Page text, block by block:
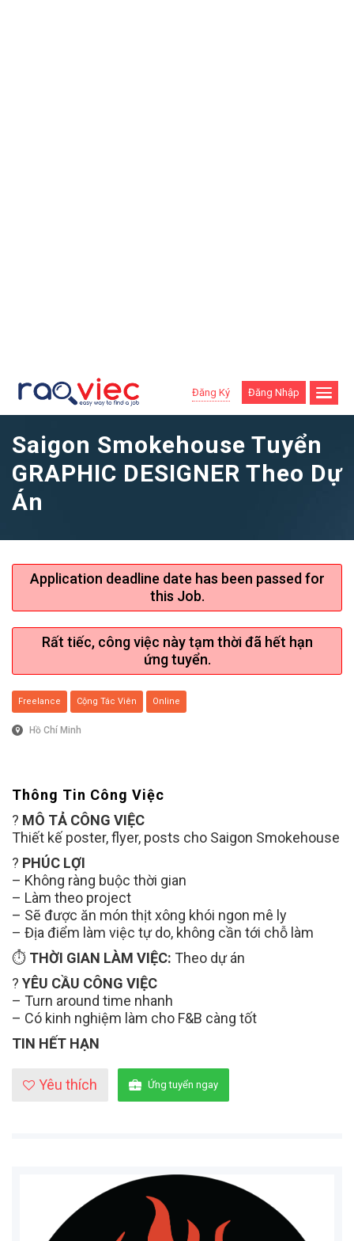
Đăng Ký Đăng Nhập
Saigon Smokehouse Tuyển
GRAPHIC DESIGNER Theo Dự
Án
Application deadline date has been passed for
this Job.
Rất tiếc, công việc này tạm thời đã hết hạn
ứng tuyển.
Freelance Cộng Tác Viên Online
Hồ Chí Minh
Thông Tin Công Việc
? MÔ TẢ CÔNG VIỆC
Thiết kế poster, flyer, posts cho Saigon Smokehouse
? PHÚC LỢI
– Không ràng buộc thời gian
– Làm theo project
– Sẽ được ăn món thịt xông khói ngon mê ly
– Địa điểm làm việc tự do, không cần tới chỗ làm
⏱ THỜI GIAN LÀM VIỆC: Theo dự án
? YÊU CẦU CÔNG VIỆC
– Turn around time nhanh
– Có kinh nghiệm làm cho F&B càng tốt
TIN HẾT HẠN
Yêu thích Ứng tuyển ngay